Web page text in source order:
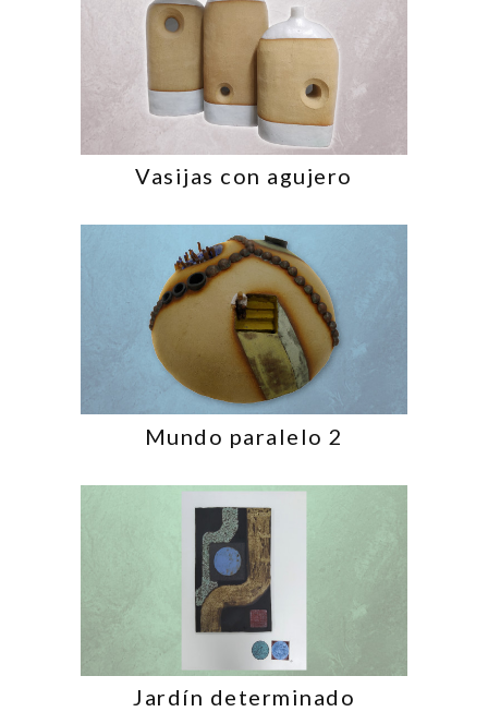
Vasijas con agujero
Mundo paralelo 2
Jardín determinado